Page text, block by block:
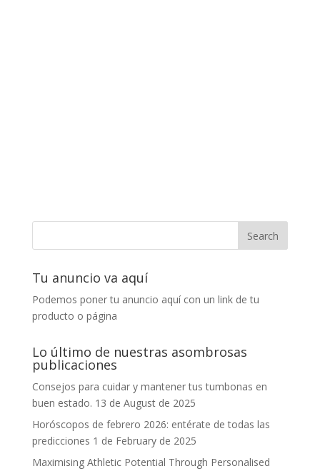
Tu anuncio va aquí
Podemos poner tu anuncio aquí con un link de tu
producto o página
Lo último de nuestras asombrosas
publicaciones
Consejos para cuidar y mantener tus tumbonas en
buen estado. 13 de August de 2025
Horóscopos de febrero 2026: entérate de todas las
predicciones 1 de February de 2025
Maximising Athletic Potential Through Personalised